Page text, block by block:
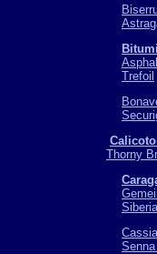
Trefoil
Thorny